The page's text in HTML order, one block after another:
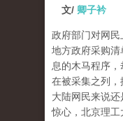
文/ 卿子衿
政府部门对网民
地方政府采购
息的木马程序
在被采集之列
大陆网民来说
惊心，北京理工